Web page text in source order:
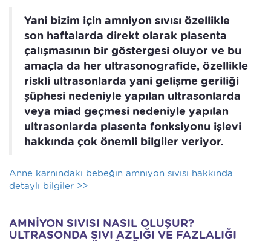
Yani bizim için amniyon sıvısı özellikle
son haftalarda direkt olarak plasenta
çalışmasının bir göstergesi oluyor ve bu
amaçla da her ultrasonografide, özellikle
riskli ultrasonlarda yani gelişme geriliği
şüphesi nedeniyle yapılan ultrasonlarda
veya miad geçmesi nedeniyle yapılan
ultrasonlarda plasenta fonksiyonu işlevi
hakkında çok önemli bilgiler veriyor.
Anne karnındaki bebeğin amniyon sıvısı hakkında
detaylı bilgiler >>
AMNİYON SIVISI NASIL OLUŞUR?
ULTRASONDA SIVI AZLIĞI VE FAZLALIĞI